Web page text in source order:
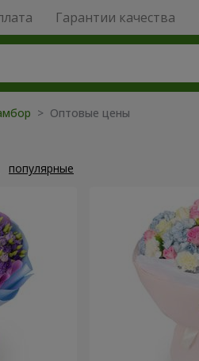
Гарантии качества
> Оптовые цены
популярные